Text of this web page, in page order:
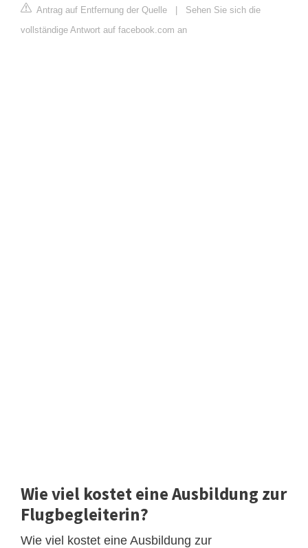
Antrag auf Entfernung der Quelle | Sehen Sie sich die
vollständige Antwort auf facebook.com an
Wie viel kostet eine Ausbildung zur
Flugbegleiterin?
Wie viel kostet eine Ausbildung zur